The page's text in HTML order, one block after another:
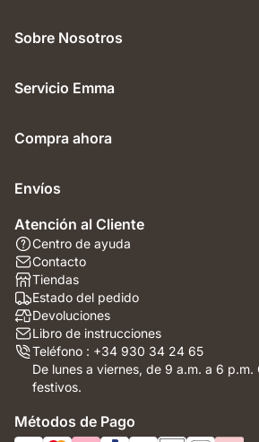
Sobre Nosotros
Servicio Emma
Compra ahora
Envíos
Atención al Cliente
Centro de ayuda
Contacto
Tiendas
Estado del pedido
Devoluciones
Libro de instrucciones
Teléfono : +34 930 34 24 65
De lunes a viernes, de 9 a.m. a 6 p.m.
festivos.
Métodos de Pago